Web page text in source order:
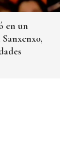
en un